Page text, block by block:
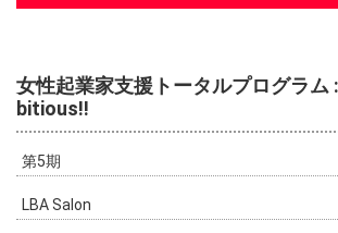
女性起業家支援トータルプログラム
bitious!!
第5期
LBA Salon